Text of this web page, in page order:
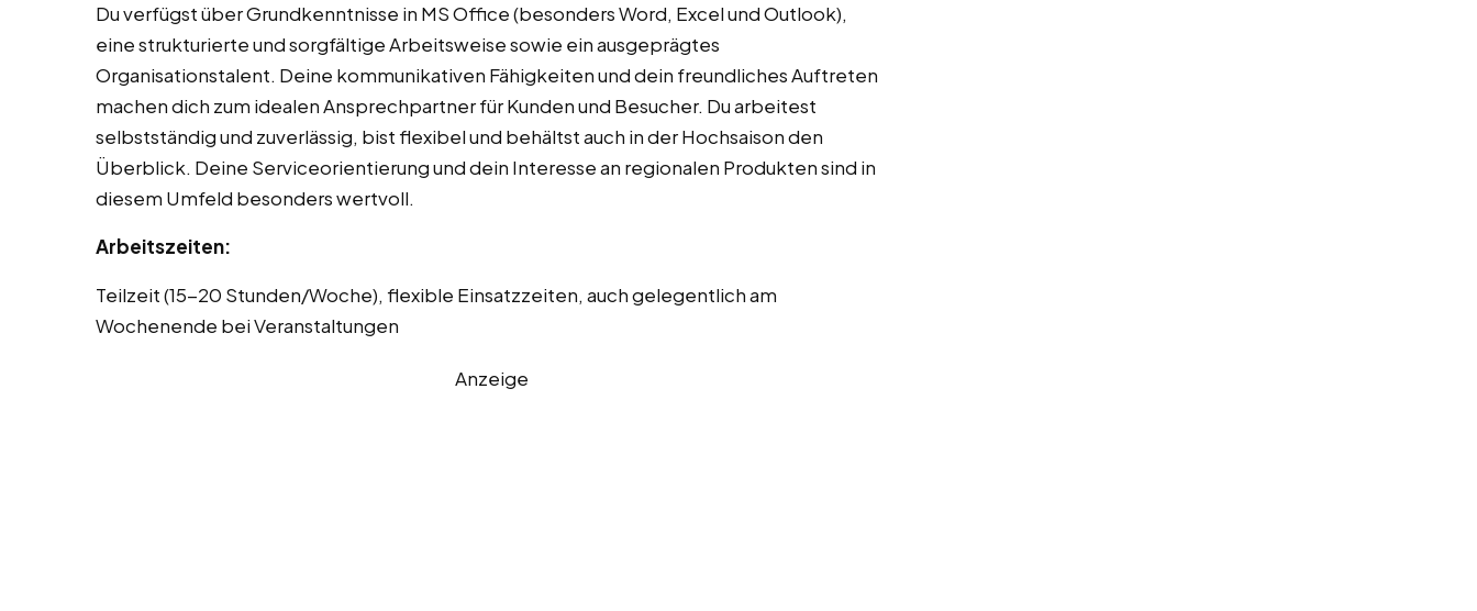
Du verfügst über Grundkenntnisse in MS Office (besonders Word, Excel und Outlook),
eine strukturierte und sorgfältige Arbeitsweise sowie ein ausgeprägtes
Organisationstalent. Deine kommunikativen Fähigkeiten und dein freundliches Auftreten
machen dich zum idealen Ansprechpartner für Kunden und Besucher. Du arbeitest
selbstständig und zuverlässig, bist flexibel und behältst auch in der Hochsaison den
Überblick. Deine Serviceorientierung und dein Interesse an regionalen Produkten sind in
diesem Umfeld besonders wertvoll.
Arbeitszeiten:
Teilzeit (15-20 Stunden/Woche), flexible Einsatzzeiten, auch gelegentlich am
Wochenende bei Veranstaltungen
Anzeige